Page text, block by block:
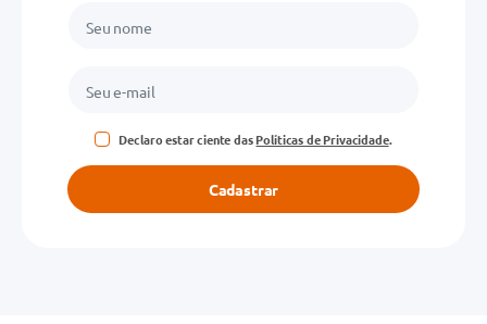
Declaro estar ciente dasPolíticas de Privacidade.
Cadastrar